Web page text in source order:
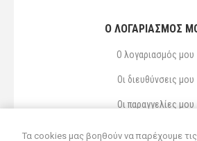
Ο ΛΟΓΑΡΙΑΣΜΌΣ
Ο λογαριασμός μου
Οι διευθύνσεις μου
Οι παραγγελίες μου
Αγαπημένα
Τα cookies μας βοηθούν να παρέχουμε